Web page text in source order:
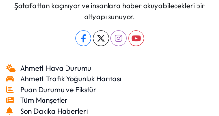
Şatafattan kaçınıyor ve insanlara haber okuyabilecekleri bir
altyapı sunuyor.
Ahmetli Hava Durumu
Ahmetli Trafik Yoğunluk Haritası
Puan Durumu ve Fikstür
Tüm Manşetler
Son Dakika Haberleri